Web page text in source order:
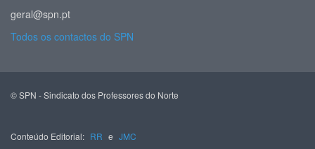
geral@spn.pt
Todos os contactos do SPN
© SPN - Sindicato dos Professores do Norte
Conteúdo Editorial: RR e JMC